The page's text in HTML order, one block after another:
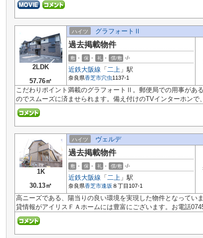
2LDK
57.76㎡
ハイツ グラフォートⅡ
過去掲載物件
敷 - 保 - 礼 - 償/敷 -/-
近鉄大阪線 「 二上 」駅
奈良県香芝市穴虫1137-1
こだわりポイント満載のグラフォートⅡ。郵便局での用事があ
のでスムーズに済ませられます。備え付けのTVインターホンで
1K
30.13㎡
ハイツ ヴェルデ
過去掲載物件
敷 - 保 - 礼 - 償/敷 -/-
近鉄大阪線 「 二上 」駅
奈良県香芝市逢坂 ８丁目107-1
高ニーズである、陽当りの良い環境を実現した物件となってい
貸情報がアイリスＦＡホームには豊富にございます。お電話